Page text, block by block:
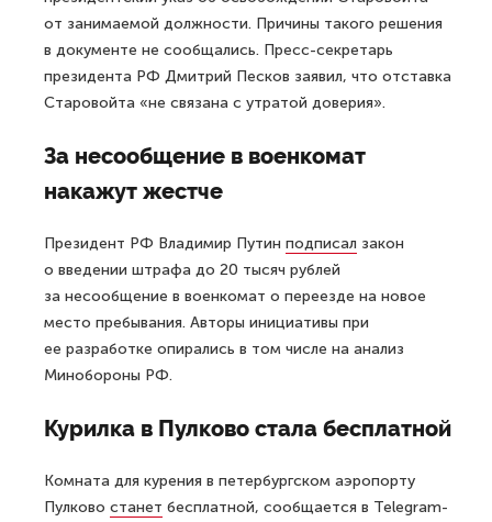
от занимаемой должности. Причины такого решения
в документе не сообщались. Пресс-секретарь
президента РФ Дмитрий Песков заявил, что отставка
Старовойта «не связана с утратой доверия».
За несообщение в военкомат
накажут жестче
Президент РФ Владимир Путин подписал закон
о введении штрафа до 20 тысяч рублей
за несообщение в военкомат о переезде на новое
место пребывания. Авторы инициативы при
ее разработке опирались в том числе на анализ
Минобороны РФ.
Курилка в Пулково стала бесплатной
Комната для курения в петербургском аэропорту
Пулково станет бесплатной, сообщается в Telegram-